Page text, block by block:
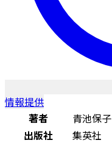
情報提供
著者
青池保子
出版社
集英社